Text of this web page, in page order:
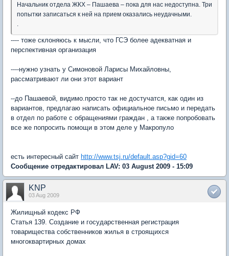
Начальник отдела ЖКХ – Пашаева – пока для нас недоступна. Три
попытки записаться к ней на прием оказались неудачными.
---- тоже склоняюсь к мысли, что ГСЭ более адекватная и
перспективная организация
----нужно узнать у Симоновой Ларисы Михайловны,
рассматривают ли они этот вариант
--до Пашаевой, видимо.просто так не достучатся, как один из
вариантов, предлагаю написать официальное письмо и передать
в отдел по работе с обращениями граждан , а также попробовать
все же попросить помощи в этом деле у Макропуло
есть интересный сайт http://www.tsj.ru/default.asp?gid=60
Сообщение отредактировал LAV: 03 August 2009 - 15:09
KNP
03 Aug 2009
Жилищный кодекс РФ
Статья 139. Создание и государственная регистрация
товарищества собственников жилья в строящихся
многоквартирных домах